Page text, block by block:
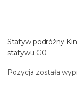
jednostkowa:
Pozycja została
Statyw podróżny
statywu G0.